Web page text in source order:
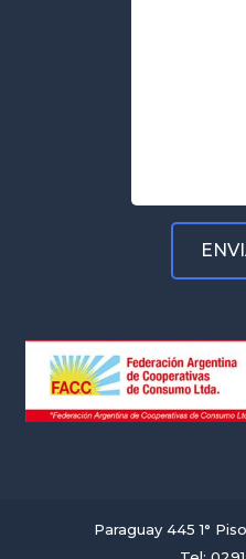
Paraguay 445 1°